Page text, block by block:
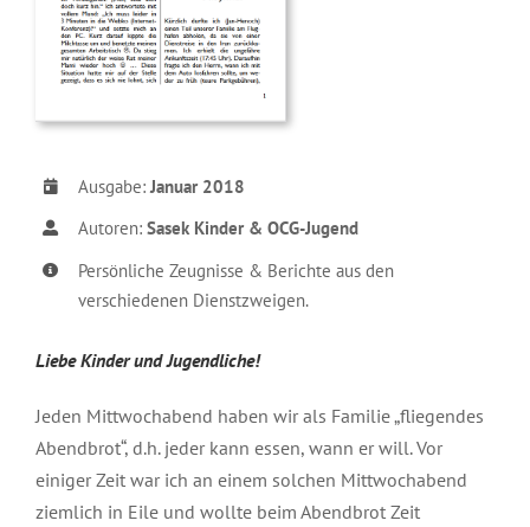
Ausgabe: Januar 2018
Autoren: Sasek Kinder & OCG-Jugend
Persönliche Zeugnisse & Berichte aus den
verschiedenen Dienstzweigen.
Liebe Kinder und Jugendliche!
Jeden Mittwochabend haben wir als Familie „fliegendes
Abendbrot“, d.h. jeder kann essen, wann er will.Vor
einiger Zeit war ich an einem solchen Mittwochabend
ziemlich in Eile und wollte beim Abendbrot Zeit